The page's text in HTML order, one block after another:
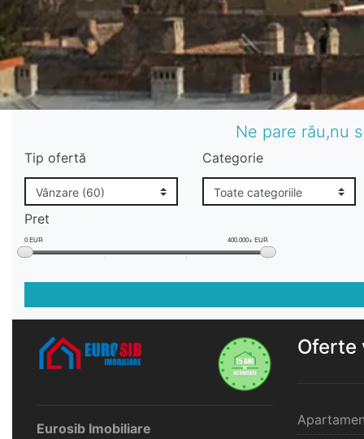
Ne pare rău,nu
Tip ofertă Categorie
Pret
0 EUR 400.000+ EUR
Eurosib Imobiliare
Oferte